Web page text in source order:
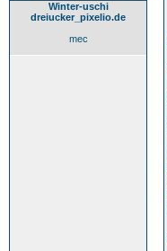
Winter-uschi
dreiucker_pixelio.de
mec